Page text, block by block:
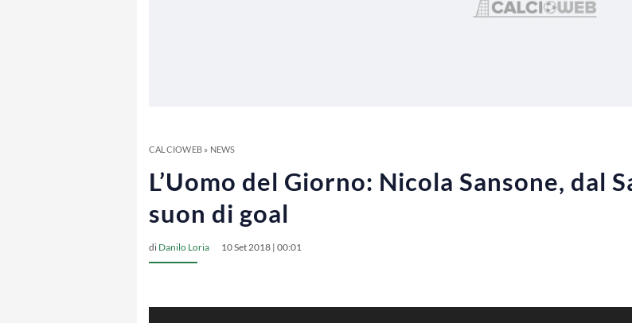
CALCIOWEB» NEWS
L’Uomo del Giorno: Nicola Sansone, dal
suon di goal
di Danilo Loria 10 Set 2018 | 00:01